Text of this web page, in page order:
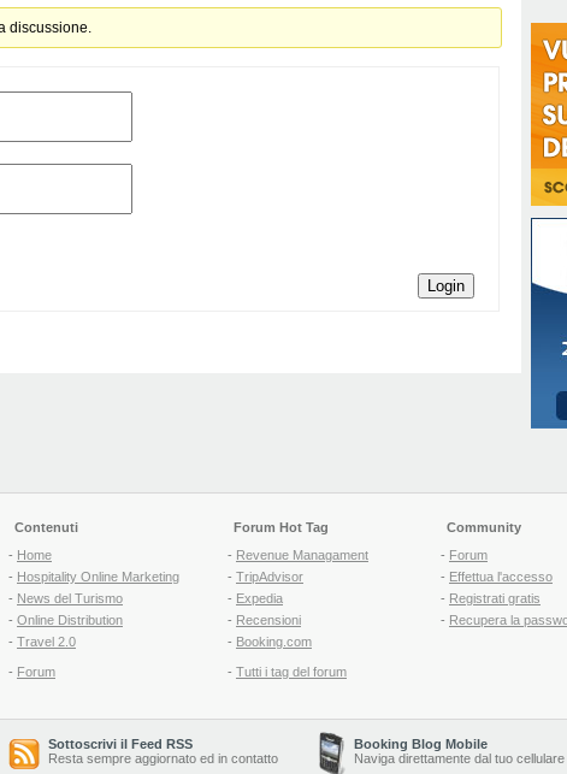
discussione.
Login
Contenuti
- Home
- Hospitality Online Marketing
- News del Turismo
- Online Distribution
- Travel 2.0
- Forum
Forum Hot Tag
- Revenue Managament
- TripAdvisor
- Expedia
- Recensioni
- Booking.com
- Tutti i tag del forum
Community
- Forum
- Effettua l'accesso
- Registrati gratis
- Recupera la
Sottoscrivi il Feed RSS
Resta sempre aggiornato ed in contatto
Booking Blog Mobile
Naviga direttamente dal tuo cellulare